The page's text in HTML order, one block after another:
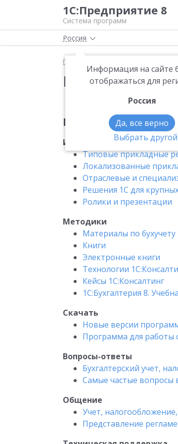
1С:Предприятие 8
Система программ
Россия
Информация на сайте
отображаться для
Россия
Да, все верно
Выбрать другой
Главная
Информация
Пользователю
Информация
Типовые прикладные
Локализованные
Отраслевые и
Решения 1С для
Ролики и презентации
Методики
Материалы по
Книги
Электронные книги
Технологии
Кейсы 1С:Консалтинг
1С:Бухгалтерия 8.
Скачать
Новые версии
Программа для работы
Вопросы-ответы
Бухгалтерский учет,
Самые частые вопросы
Общение
Учет,
Представление